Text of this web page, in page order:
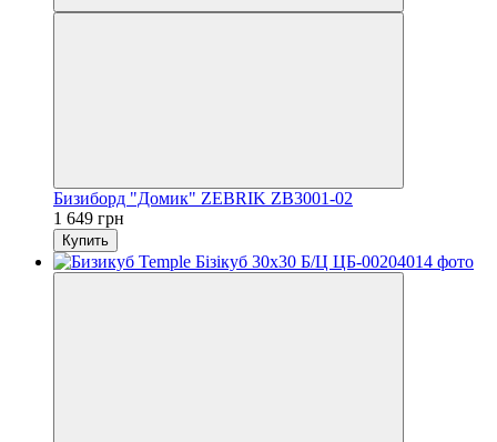
Бизиборд "Домик" ZEBRIK ZB3001-02
1 649 грн
Купить